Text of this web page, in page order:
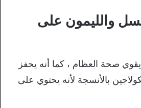
والليمون على
صحة العظام ، كما أنه يحفز
بالأنسجة لأنه يحتوي على